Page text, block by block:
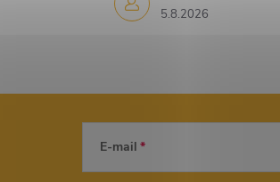
5.8.2026
E-mail